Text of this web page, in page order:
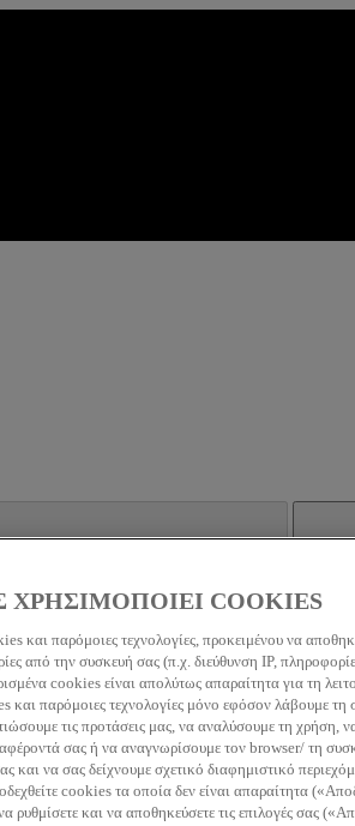
Clear
COOKIES
και παρόμοιες τεχνολογίες, προκειμένου να
από την συσκευή σας (π.χ. διεύθυνση IP,
cookies είναι απολύτως απαραίτητα για τη
παρόμοιες τεχνολογίες μόνο εφόσον λάβουμε τη
τις προτάσεις μας, να αναλύσουμε τη χρήση,
σας ή να αναγνωρίσουμε τον browser/ τη
και να σας δείχνουμε σχετικό διαφημιστικό
cookies τα οποία δεν είναι απαραίτητα
και να αποθηκεύσετε τις επιλογές σας